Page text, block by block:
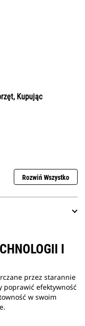
Kupując
Rozwiń Wszystko
I
przez starannie
poprawić efektywność
w swoim